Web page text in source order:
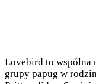
Lovebird to wspólna
grupy papug w